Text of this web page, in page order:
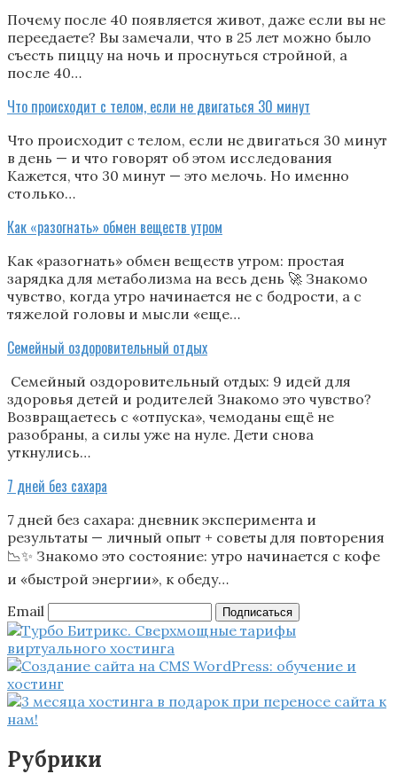
Почему после 40 появляется живот, даже если вы не
переедаете? Вы замечали, что в 25 лет можно было
съесть пиццу на ночь и проснуться стройной, а
после 40…
Что происходит с телом, если не двигаться 30 минут
Что происходит с телом, если не двигаться 30 минут
в день — и что говорят об этом исследования
Кажется, что 30 минут — это мелочь. Но именно
столько…
Как «разогнать» обмен веществ утром
Как «разогнать» обмен веществ утром: простая
зарядка для метаболизма на весь день 🚀 Знакомо
чувство, когда утро начинается не с бодрости, а с
тяжелой головы и мысли «еще…
Семейный оздоровительный отдых
Семейный оздоровительный отдых: 9 идей для
здоровья детей и родителей Знакомо это чувство?
Возвращаетесь с «отпуска», чемоданы ещё не
разобраны, а силы уже на нуле. Дети снова
уткнулись…
7 дней без сахара
7 дней без сахара: дневник эксперимента и
результаты — личный опыт + советы для повторения
📉✨ Знакомо это состояние: утро начинается с кофе
и «быстрой энергии», к обеду…
Email
Подписаться
Рубрики